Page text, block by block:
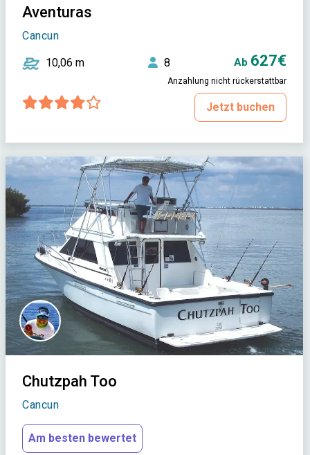
Aventuras
Cancun
10,06 m 8 Ab 627€
Anzahlung nicht rückerstattbar
Jetzt buchen
Chutzpah Too
Cancun
Am besten bewertet